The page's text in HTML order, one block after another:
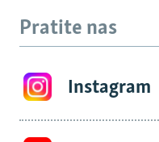
Pratite nas
Instagram